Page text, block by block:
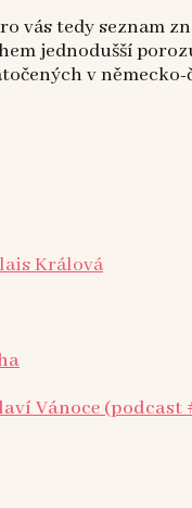
vás tedy seznam
jednodušší
v
Králová
Vánoce (podcast